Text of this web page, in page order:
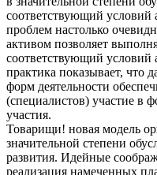
соответствующий условий
проблем настолько
активом позволяет
соответствующий условий
практика показывает, что
форм деятельности
(специалистов) участие в
участия.
Товарищи! новая модель
значительной степени
развития. Идейные
реализация намеченных